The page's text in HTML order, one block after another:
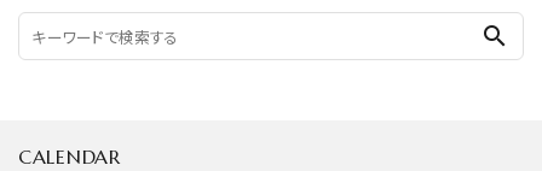
search
CALENDAR